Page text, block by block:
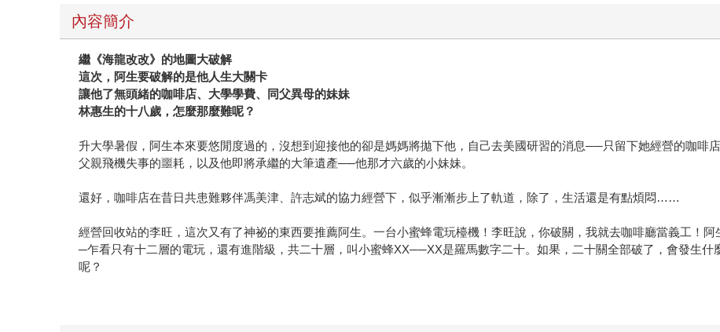
內容簡介
繼《海龍改改》的地圖大破解
這次，阿生要破解的是他人生大關卡
讓他了無頭緒的咖啡店、大學學費、同父異母的妹妹
林惠生的十八歲，怎麼那麼難呢？
升大學暑假，阿生本來要悠閒度過的，沒想到迎接他的卻是媽媽將拋下他，自己去美國研習的消息──只留下她經營的咖啡
父親飛機失事的噩耗，以及他即將承繼的大筆遺產──他那才六歲的小妹妹。
還好，咖啡店在昔日共患難夥伴馮美津、許志斌的協力經營下，似乎漸漸步上了軌道，除了，生活還是有點煩悶……
經營回收站的李旺，這次又有了神祕的東西要推薦阿生。一台小蜜蜂電玩檯機！李旺說，你破關，我就去咖啡廳當義工！
─乍看只有十二層的電玩，還有進階級，共二十層，叫小蜜蜂XX──XX是羅馬數字二十。如果，二十關全部破了，會發生什
呢？